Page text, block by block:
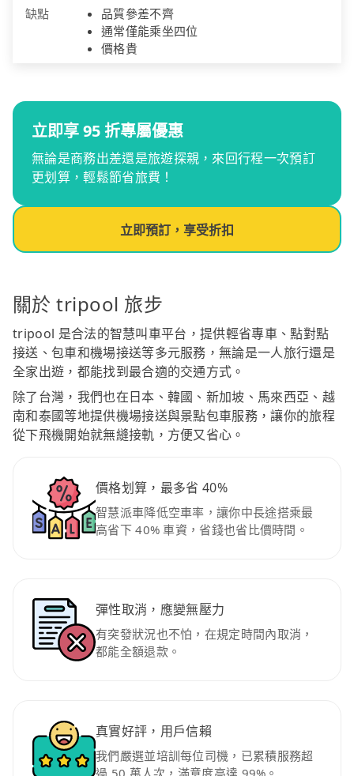
缺點
品質參差不齊
通常僅能乘坐四位
價格貴
立即享 95 折專屬優惠
無論是商務出差還是旅遊探親，來回行程一次預訂
更划算，輕鬆節省旅費！
立即預訂，享受折扣
關於 tripool 旅步
tripool 是合法的智慧叫車平台，提供輕省專車、點對點
接送、包車和機場接送等多元服務，無論是一人旅行還是
全家出遊，都能找到最合適的交通方式。
除了台灣，我們也在日本、韓國、新加坡、馬來西亞、越
南和泰國等地提供機場接送與景點包車服務，讓你的旅程
從下飛機開始就無縫接軌，方便又省心。
價格划算，最多省 40%
智慧派車降低空車率，讓你中長途搭乘最
高省下 40% 車資，省錢也省比價時間。
彈性取消，應變無壓力
有突發狀況也不怕，在規定時間內取消，
都能全額退款。
真實好評，用戶信賴
我們嚴選並培訓每位司機，已累積服務超